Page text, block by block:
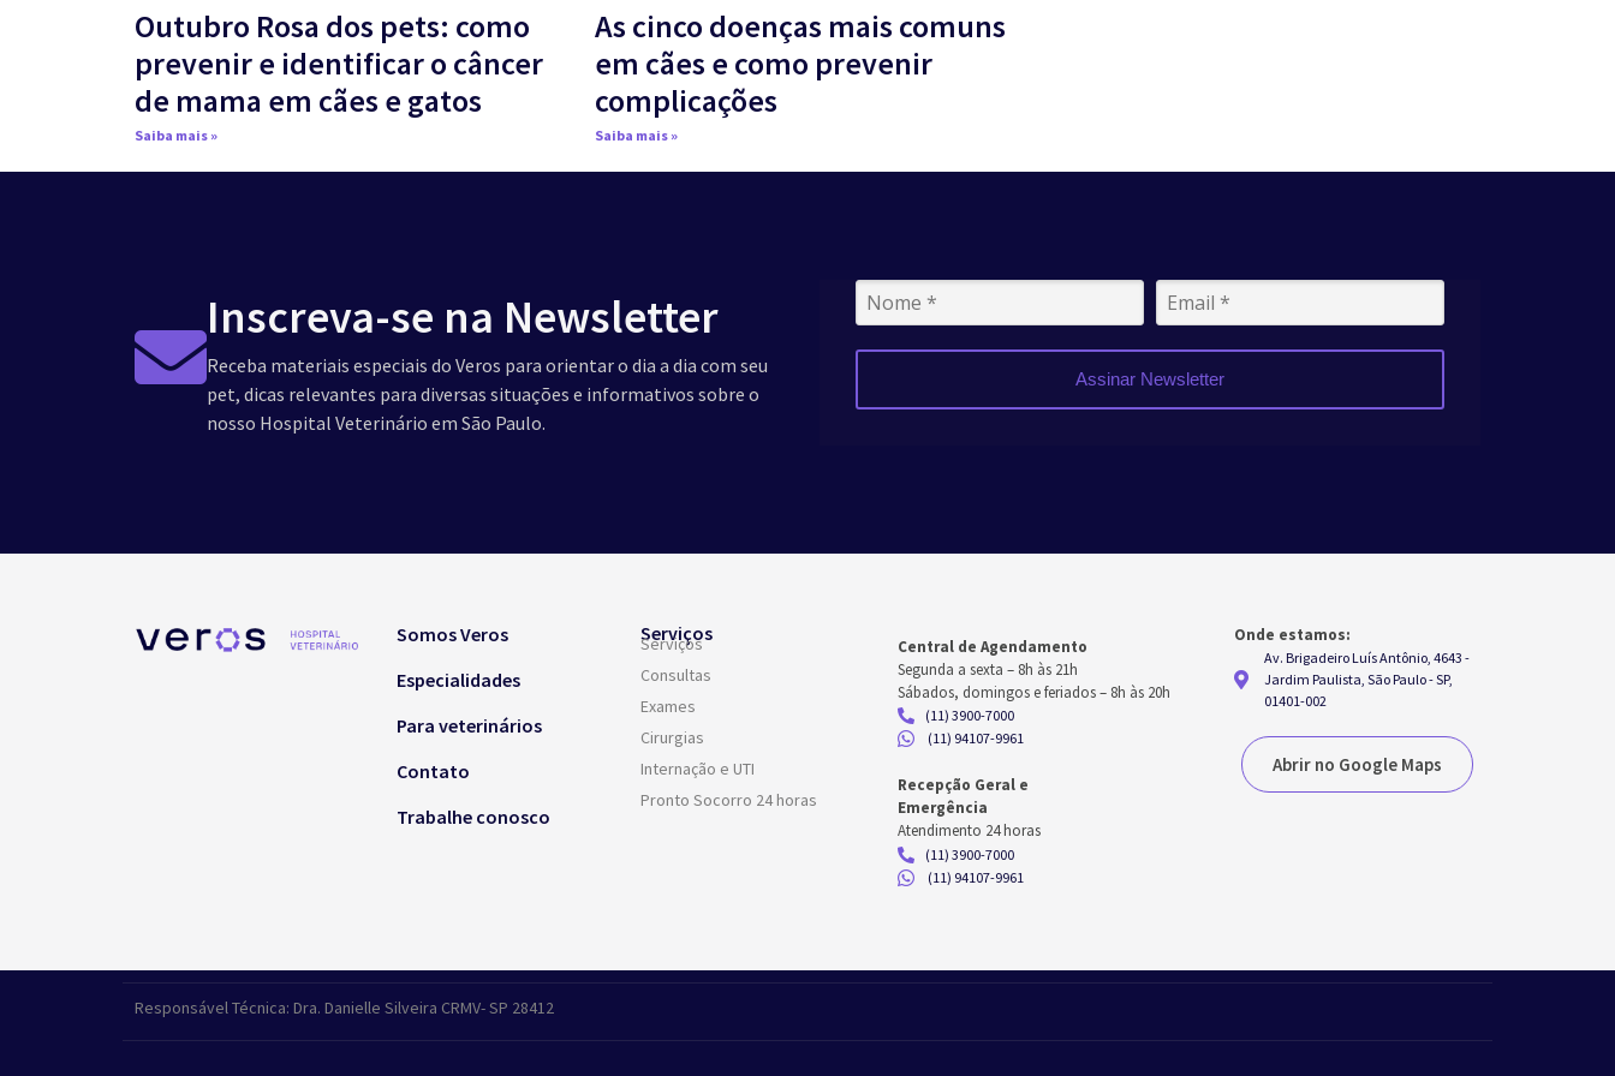
Outubro Rosa dos pets: como
prevenir e identificar o câncer
de mama em cães e gatos
Saiba mais »
As cinco doenças mais comuns
em cães e como prevenir
complicações
Saiba mais »
Inscreva-se na Newsletter
Receba materiais especiais do Veros para orientar o dia a dia com seu
pet, dicas relevantes para diversas situações e informativos sobre o
nosso Hospital Veterinário em São Paulo.
Assinar Newsletter
Somos Veros
Especialidades
Para veterinários
Contato
Trabalhe conosco
Serviços
Serviços
Consultas
Exames
Cirurgias
Internação e UTI
Pronto Socorro 24 horas
Central de Agendamento
Segunda a sexta – 8h às 21h
Sábados, domingos e feriados– 8h às 20h
(11) 3900-7000
(11) 94107-9961
Recepção Geral e
Emergência
Atendimento 24 horas
(11) 3900-7000
(11) 94107-9961
Onde estamos:
Av. Brigadeiro Luís Antônio, 4643 -
Jardim Paulista, São Paulo - SP,
01401-002
Abrir no Google Maps
Responsável Técnica: Dra. Danielle Silveira CRMV- SP 28412